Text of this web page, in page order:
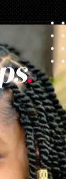
https://danidrops.com.br/es/tendencia-de-corte-de-pelo-para-cabello-rizado-de-mujer/